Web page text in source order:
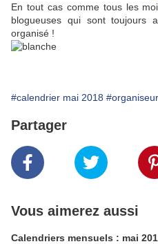
En tout cas comme tous les
blogueuses qui sont toujours
organisé !
#calendrier mai 2018
Partager
Vous aimerez aussi
Calendriers mensuels : mai